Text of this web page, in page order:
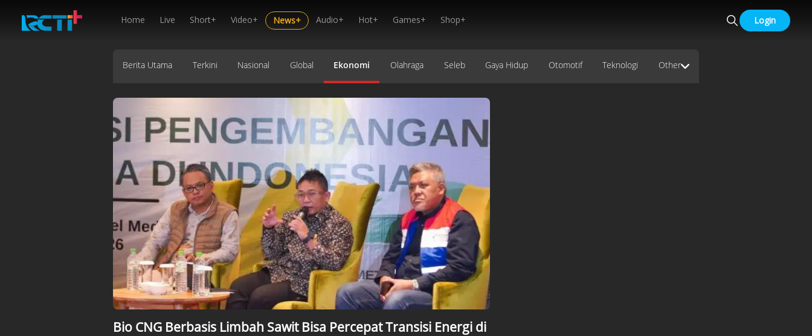
Home Live Short+ Video+ News+ Audio+ Hot+ Games+ Shop+ Login
Berita Utama Terkini Nasional Global Ekonomi Olahraga Seleb Gaya Hidup Otomotif Teknologi Other
Bio CNG Berbasis Limbah Sawit Bisa Percepat Transisi Energi di